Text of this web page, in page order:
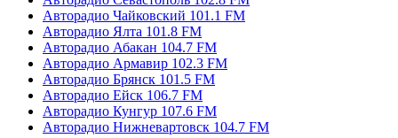
Авторадио Чайковский 101.1 FM
Авторадио Ялта 101.8 FM
Авторадио Абакан 104.7 FM
Авторадио Армавир 102.3 FM
Авторадио Брянск 101.5 FM
Авторадио Ейск 106.7 FM
Авторадио Кунгур 107.6 FM
Авторадио Нижневартовск 104.7 FM